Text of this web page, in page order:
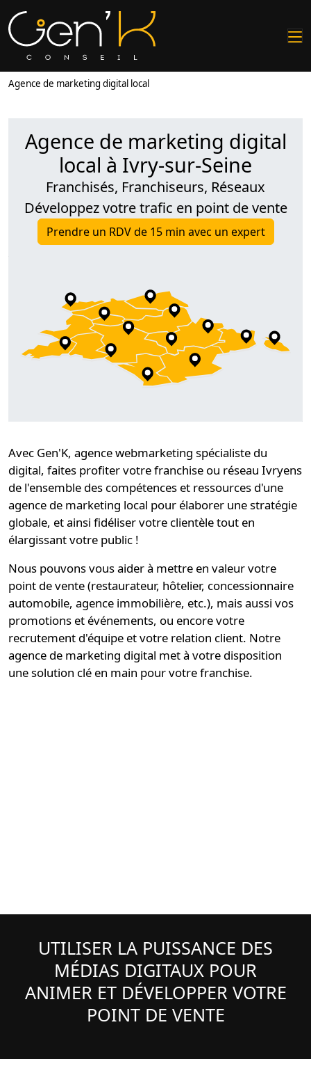
Agence de marketing digital local
Agence de marketing digital
local à Ivry-sur-Seine
Franchisés, Franchiseurs, Réseaux
Développez votre trafic en point de vente
Prendre un RDV de 15 min avec un expert
Avec Gen'K, agence webmarketing spécialiste du
digital, faites profiter votrefranchise ou réseau Ivryens
de l'ensemble des compétences et ressources d'une
agence de marketing local pour élaborer unestratégie
globale, et ainsi fidéliservotre clientèle tout en
élargissant votre public !
Nous pouvons vous aider à mettre en valeur votre
point de vente (restaurateur, hôtelier, concessionnaire
automobile, agence immobilière, etc.), mais aussi vos
promotions et événements, ou encore votre
recrutement d'équipe et votre relation client. Notre
agence de marketing digital met à votre disposition
une solution clé en main pour votre franchise.
UTILISER LA PUISSANCE DES
MÉDIAS DIGITAUX POUR
ANIMER ET DÉVELOPPER VOTRE
POINT DE VENTE